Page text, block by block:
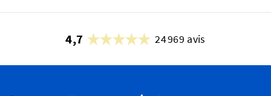
4,7 24 969 avis